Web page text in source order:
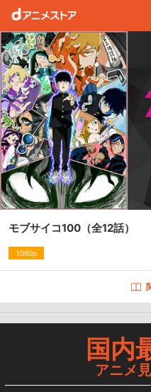
モブサイコ100 （全12話）
1080p
国内
アニメ